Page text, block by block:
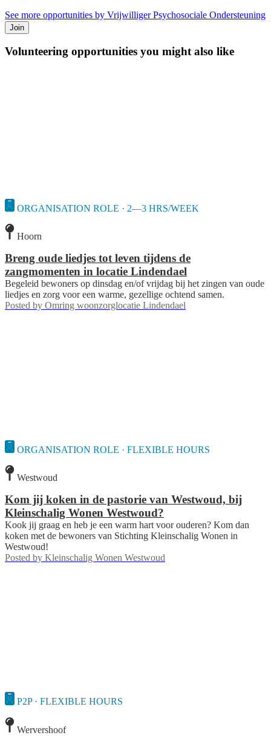
See more opportunities by Vrijwilliger Psychosociale Ondersteuning
Join
Volunteering opportunities you might also like
ORGANISATION ROLE · 2—3 HRS/WEEK
Hoorn
Breng oude liedjes tot leven tijdens de
zangmomenten in locatie Lindendael
Begeleid bewoners op dinsdag en/of vrijdag bij het zingen van oude
liedjes en zorg voor een warme, gezellige ochtend samen.
Posted by Omring woonzorglocatie Lindendael
ORGANISATION ROLE · FLEXIBLE HOURS
Westwoud
Kom jij koken in de pastorie van Westwoud, bij
Kleinschalig Wonen Westwoud?
Kook jij graag en heb je een warm hart voor ouderen? Kom dan
koken met de bewoners van Stichting Kleinschalig Wonen in
Westwoud!
Posted by Kleinschalig Wonen Westwoud
P2P · FLEXIBLE HOURS
Wervershoof